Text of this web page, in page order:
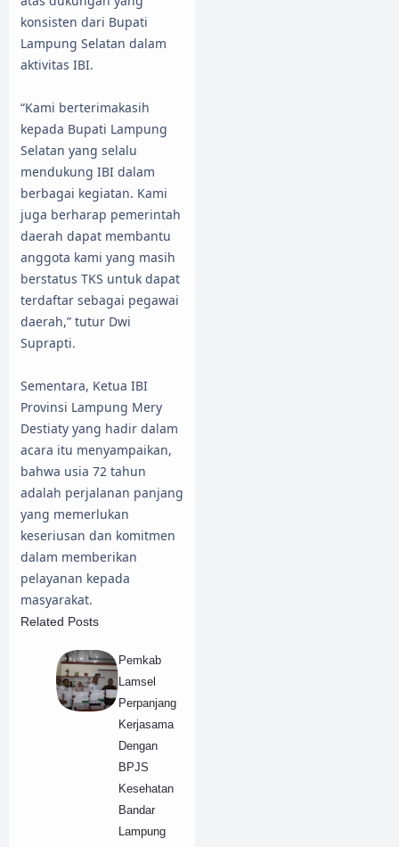
konsisten dari Bupati
Lampung Selatan dalam
aktivitas IBI.
“Kami berterimakasih
kepada Bupati Lampung
Selatan yang selalu
mendukung IBI dalam
berbagai kegiatan. Kami
juga berharap pemerintah
daerah dapat membantu
anggota kami yang masih
berstatus TKS untuk dapat
terdaftar sebagai pegawai
daerah,” tutur Dwi
Suprapti.
Sementara, Ketua IBI
Provinsi Lampung Mery
Destiaty yang hadir dalam
acara itu menyampaikan,
bahwa usia 72 tahun
adalah perjalanan panjang
yang memerlukan
keseriusan dan komitmen
dalam memberikan
pelayanan kepada
masyarakat.
Related Posts
Pemkab
Lamsel
Perpanjang
Kerjasama
Dengan
BPJS
Kesehatan
Bandar
Lampung